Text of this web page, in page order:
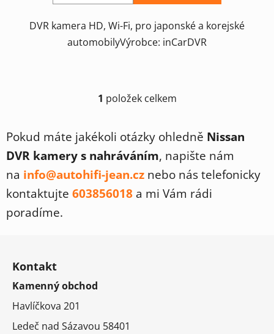
DVR kamera HD, Wi-Fi, pro japonské a korejské
automobilyVýrobce: inCarDVR
O
l
á
d
a
c
í
1 položek celkem
Pokud máte jakékoli otázky ohledně Nissan
DVR kamery s nahráváním, napište nám
na info@autohifi-jean.cz nebo nás telefonicky
kontaktujte 603856018 a mi Vám rádi
poradíme.
Kontakt
Kamenný obchod
Havlíčkova 201
Ledeč nad Sázavou 58401